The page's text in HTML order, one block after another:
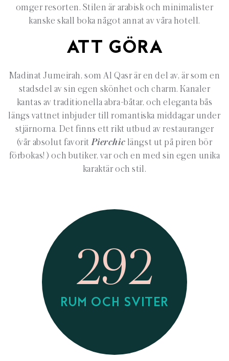
omger resorten. Stilen är arabisk och minimalister
kanske skall boka något annat av våra hotell.
ATT GÖRA
Madinat Jumeirah, som Al Qasr är en del av, är som en
stadsdel av sin egen skönhet och charm. Kanaler
kantas av traditionella abra-båtar, och eleganta bås
längs vattnet inbjuder till romantiska middagar under
stjärnorna. Det finns ett rikt utbud av restauranger
(vår absolut favoritPierchic längst ut på piren bör
förbokas! ) och butiker, var och en med sin egen unika
karaktär och stil.
292
RUM OCH SVITER